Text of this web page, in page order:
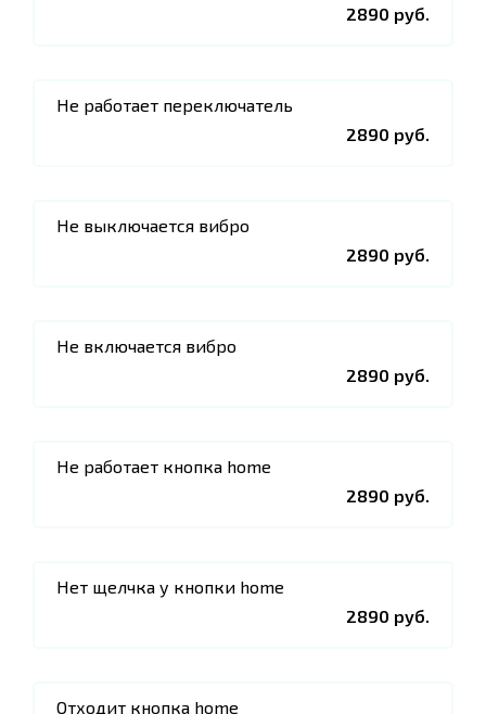
2890 руб.
Не работает переключатель
2890 руб.
Не выключается вибро
2890 руб.
Не включается вибро
2890 руб.
Не работает кнопка home
2890 руб.
Нет щелчка у кнопки home
2890 руб.
Отходит кнопка home